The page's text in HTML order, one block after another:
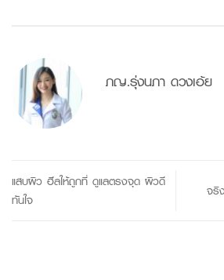
ภญ.รุ่งนภา ดวงเอ้ย
แสบผิว ฮีลให้ถูกที่ ดูแลตรงจุด ผิวดี
ทันใจ
จริ